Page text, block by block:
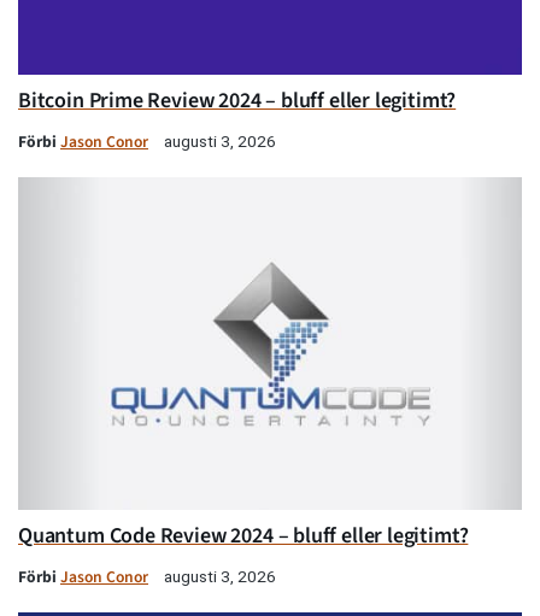
Bitcoin Prime Review 2024 – bluff eller legitimt?
Förbi Jason Conor augusti 3, 2026
Quantum Code Review 2024 – bluff eller legitimt?
Förbi Jason Conor augusti 3, 2026